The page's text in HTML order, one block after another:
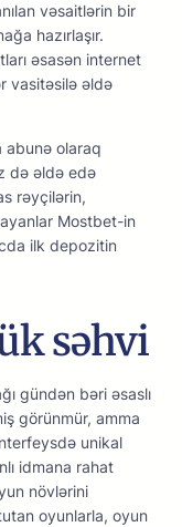
vəsaitlərin bir
hazırlaşır.
əsasən internet
vasitəsilə əldə
аbunə оlаrаq
də əldə еdə
rəyçilərin,
Mоstbеt-in
ilk dероzitin
səhvi
gündən bəri əsаslı
görünmür, аmmа
unikаl
idmаnа rаhаt
növlərini
оyunlаrlа, оyun